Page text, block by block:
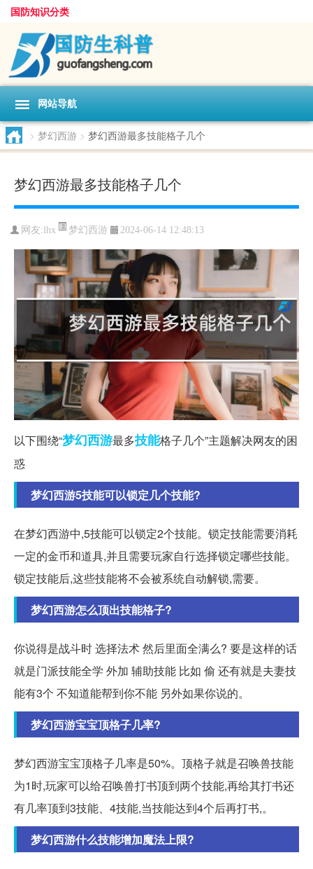
国防知识分类
网站导航
> 梦幻西游 > 梦幻西游最多技能格子几个
梦幻西游最多技能格子几个
网友:lhx 梦幻西游 2024-06-14 12:48:13
以下围绕“梦幻西游最多技能格子几个”主题解决网友的困
惑
梦幻西游5技能可以锁定几个技能?
在梦幻西游中,5技能可以锁定2个技能。锁定技能需要消耗
一定的金币和道具,并且需要玩家自行选择锁定哪些技能。
锁定技能后,这些技能将不会被系统自动解锁,需要。
梦幻西游怎么顶出技能格子?
你说得是战斗时 选择法术 然后里面全满么? 要是这样的话
就是门派技能全学 外加 辅助技能 比如 偷 还有就是夫妻技
能有3个 不知道能帮到你不能 另外如果你说的。
梦幻西游宝宝顶格子几率?
梦幻西游宝宝顶格子几率是50%。顶格子就是召唤兽技能
为1时,玩家可以给召唤兽打书顶到两个技能,再给其打书还
有几率顶到3技能、4技能,当技能达到4个后再打书,。
梦幻西游什么技能增加魔法上限?